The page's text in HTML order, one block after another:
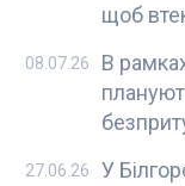
щоб
В
08.07.26
У
27.06.26